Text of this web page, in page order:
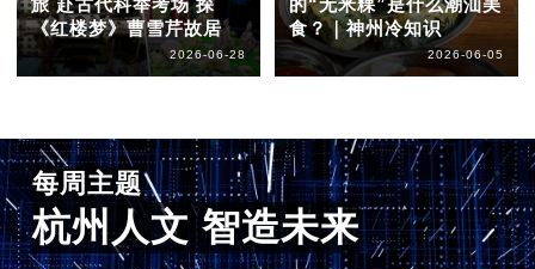
旅 赴古代科举考场 探
《红楼梦》曹雪芹故居
2026-06-28
的“无米粿”是什么潮汕美
食？｜神州冷知识
2026-06-05
每周主题
杭州人文 智造未来